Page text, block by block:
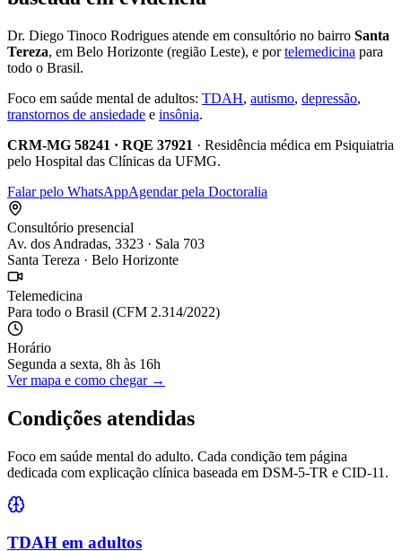
Dr. Diego Tinoco Rodrigues atende em consultório no bairro Santa
Tereza, em Belo Horizonte (região Leste), e portelemedicina para
todo o Brasil.
Foco em saúde mental de adultos: TDAH, autismo, depressão,
transtornos de ansiedade e insônia.
CRM-MG 58241 · RQE 37921 · Residência médica em Psiquiatria
pelo Hospital das Clínicas da UFMG.
Falar pelo WhatsAppAgendar pela Doctoralia
Consultório presencial
Av. dos Andradas, 3323 · Sala 703
Santa Tereza · Belo Horizonte
Telemedicina
Para todo o Brasil (CFM 2.314/2022)
Horário
Segunda a sexta, 8h às 16h
Ver mapa e como chegar →
Condições atendidas
Foco em saúde mental do adulto. Cada condição tem página
dedicada com explicação clínica baseada em DSM-5-TR e CID-11.
TDAH em adultos